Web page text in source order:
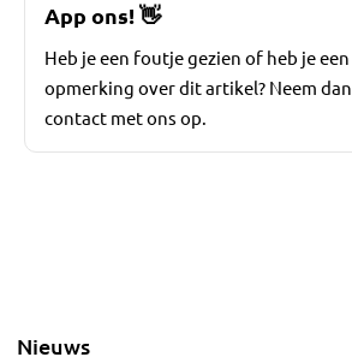
App ons!👋
Heb je een foutje gezien of heb je een
opmerking over dit artikel? Neem dan
contact met ons op.
Nieuws